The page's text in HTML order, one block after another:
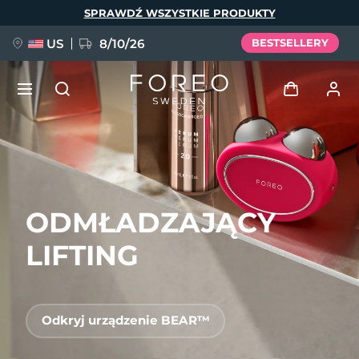
ODMŁADZAJĄCY
LIFTING
Odkryj urządzenie BEAR™
SPRAWDŹ WSZYSTKIE PRODUKTY
US 8/10/26 BESTSELLERY
Zaloguj
Profil użytkownika
Moje urządzenia
Moje zamówienia
NOWOŚĆ
FAQ™ Pure Beauty-Tech Elixir
BREAKING NEWS
issa™ Teeth Whitening Set
Język
English Deutsch
Español
Français
Italiano
Português
Türkçe
简体中文